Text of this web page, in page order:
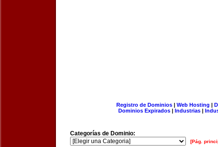
Registro de Dominios| Web Hosting |
Dominios Expirados | Industrias |
Categorías de Dominio:
[Pág.